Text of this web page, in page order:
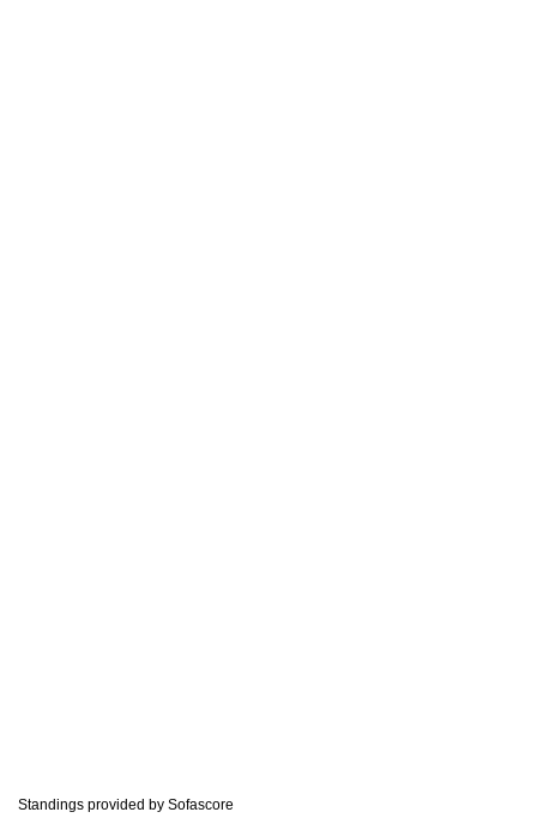
Standings provided by Sofascore